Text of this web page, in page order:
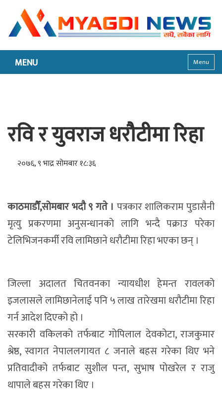
MENU Menu
रवि र युवराज धरौटीमा रिहा
२०७६, ९ भाद्र सोमबार १८:३६
काठमाडौँ,सोमबार भदौ ९ गते । पत्रकार शालिकराम पुडासैनी
मृत्यु प्रकरणमा अनुसन्धानको लागि भन्दै पक्राउ परेका
टेलिभिजनकर्मी रवि लामिछाने धरौटीमा रिहा भएका छन् ।
जिल्ला अदालत चितवनका न्यायधीश हेमन्त रावलको
इजलासले लामिछानेलाई पनि ५ लाख तारेखमा धरौटीमा रिहा
गर्न आदेश दिएको हो ।
सरकारी वकिलको तर्फबाट गोपिलाल देवकोटा, राजकुमार
श्रेष्ठ, स्वागत नेपाललगायत ८ जनाले बहस गरेका थिए भने
प्रतिवादीको तर्फबाट सुशील पन्त, सुभाष पोखरेल र राजु
थापाले बहस गरेका थिए ।